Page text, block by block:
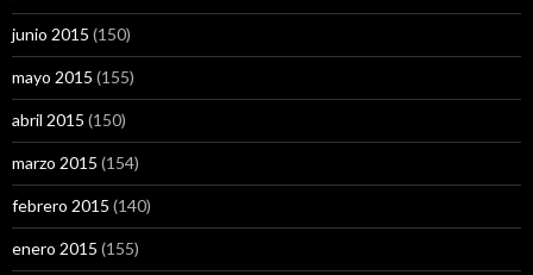
junio 2015 (150)
mayo 2015 (155)
abril 2015 (150)
marzo 2015 (154)
febrero 2015 (140)
enero 2015 (155)